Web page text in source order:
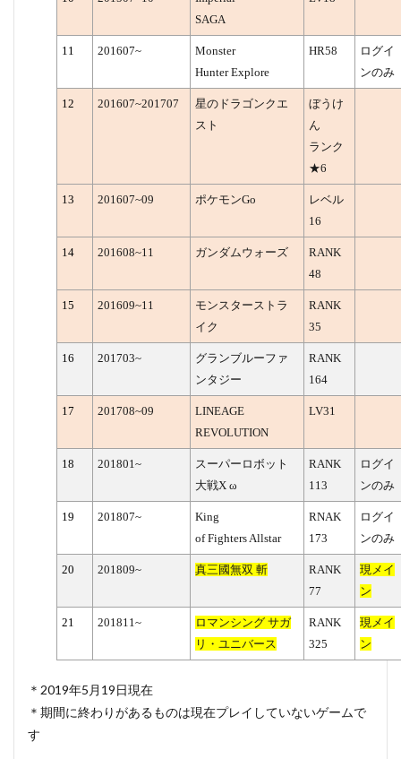
SAGA
11 201607~
Monster
Hunter Explore
HR58
ログイ
ンのみ
12 201607~201707
星のドラゴンクエ
スト
ぼうけ
ん
ランク
★6
13 201607~09 ポケモンGo
レベル
16
14 201608~11 ガンダムウォーズ
RANK
48
15 201609~11
モンスターストラ
イク
RANK
35
16 201703~
グランブルーファ
ンタジー
RANK
164
17 201708~09
LINEAGE
REVOLUTION
LV31
18 201801~
スーパーロボット
大戦X ω
RANK
113
ログイ
ンのみ
19 201807~
King
of Fighters Allstar
RNAK
173
ログイ
ンのみ
20 201809~ 真三國無双 斬
RANK
77
現メイ
ン
21 201811~
ロマンシング サガ
リ ・ユニバース
RANK
325
現メイ
ン
＊2019年5月19日現在
＊期間に終わりがあるものは現在プレイしていないゲームで
す